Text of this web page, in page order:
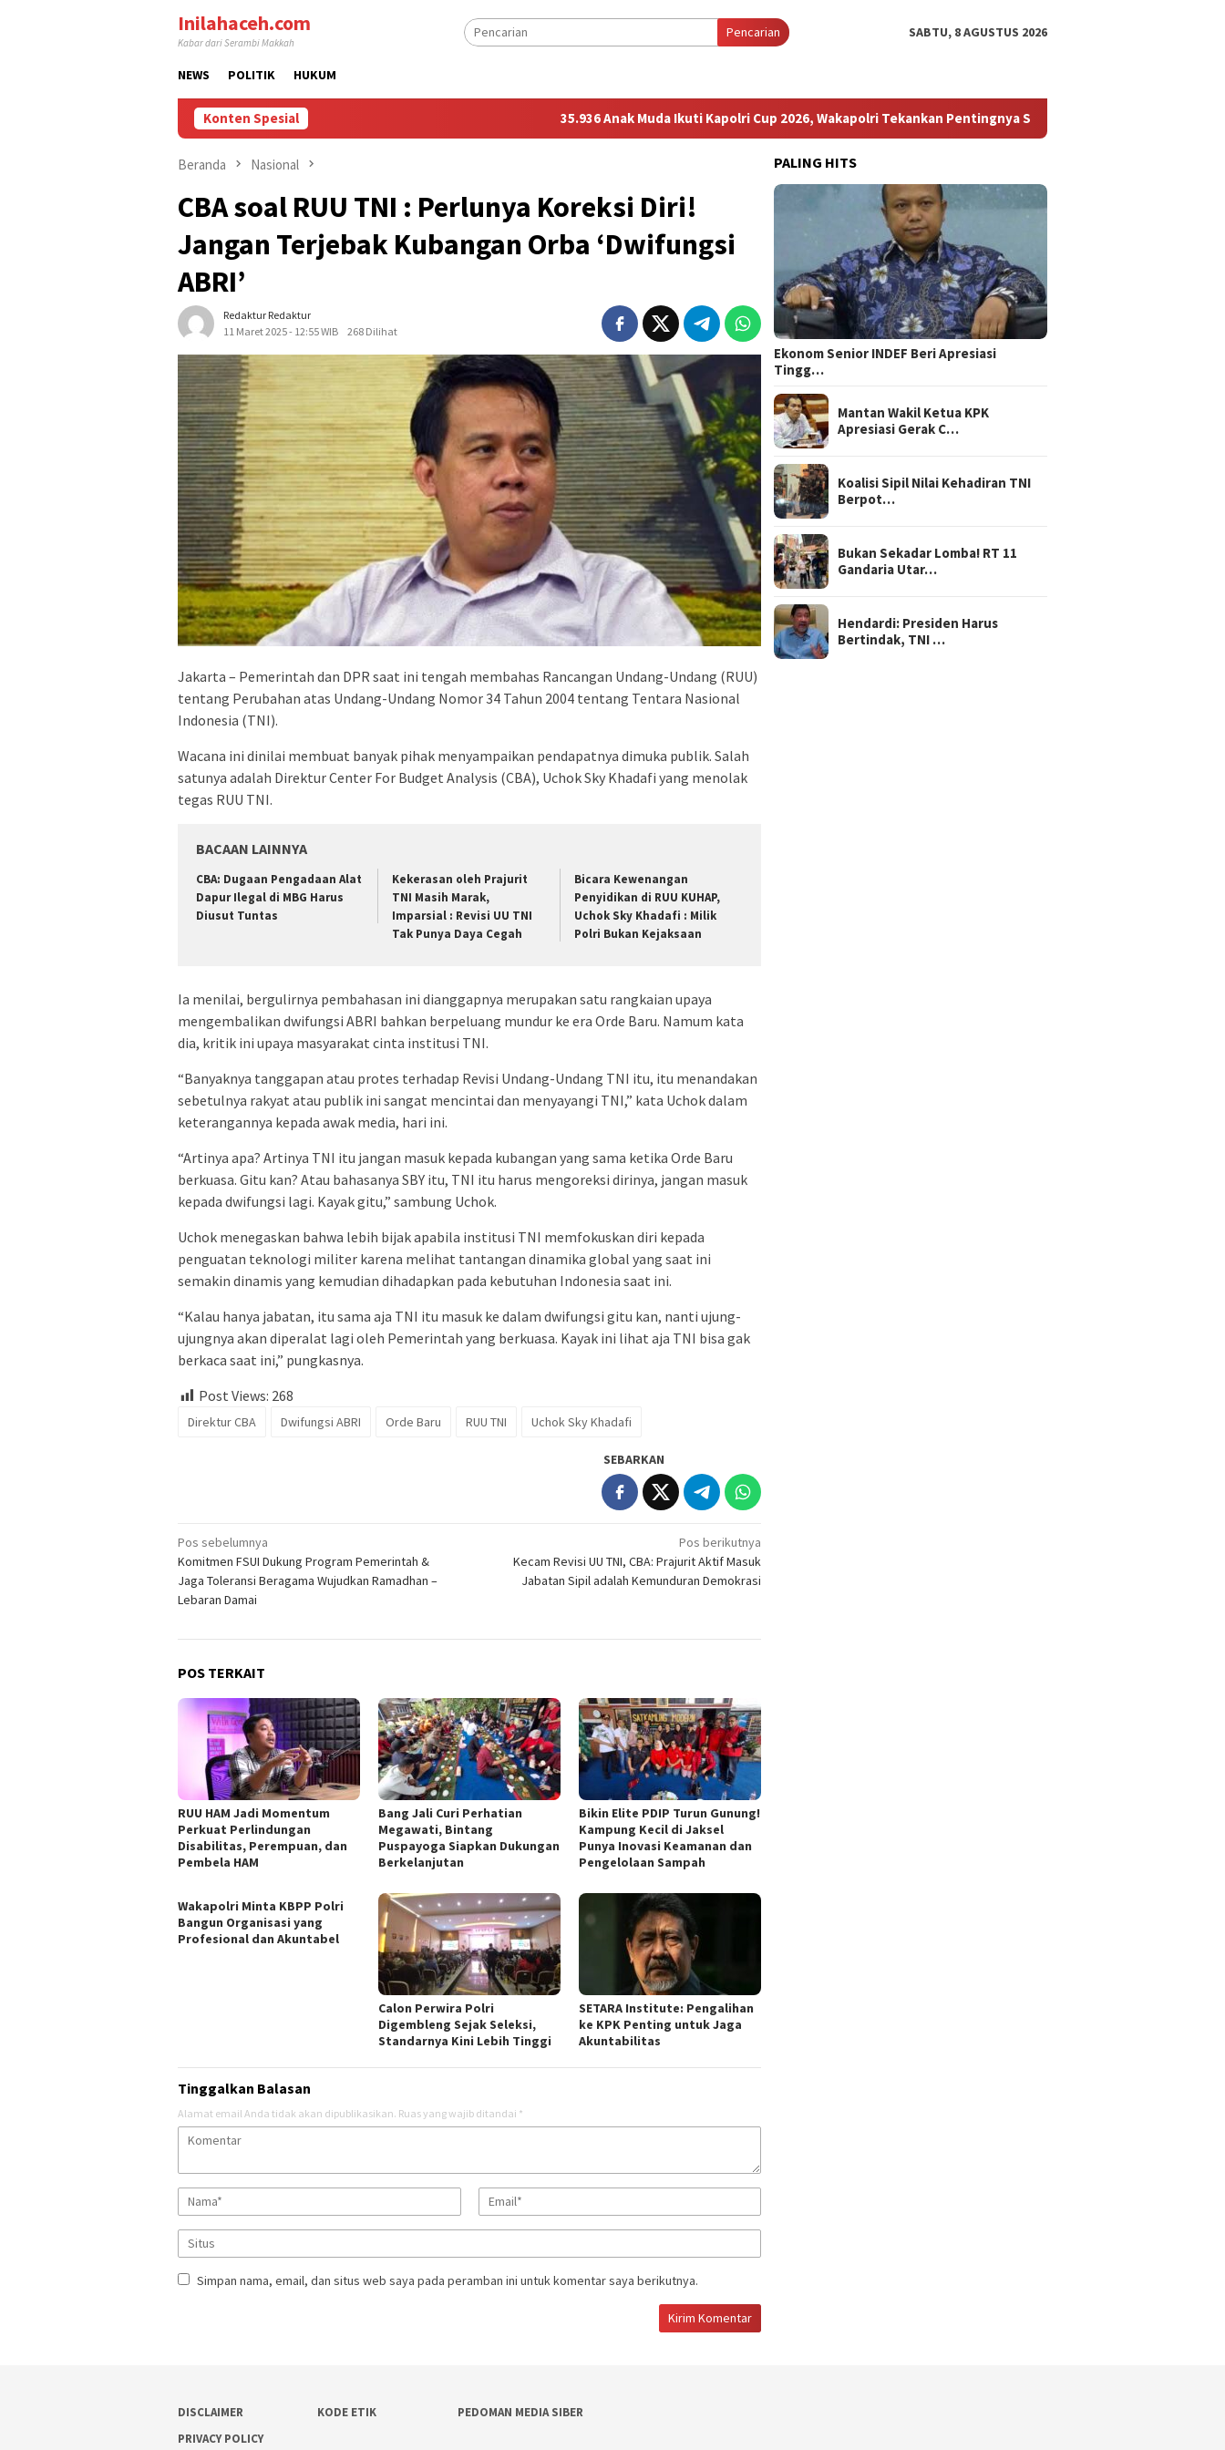
Inilahaceh.com
Kabar dari Serambi Makkah
Pencarian SABTU, 8 AGUSTUS 2026
NEWS POLITIK HUKUM
Konten Spesial 35.936 Anak Muda Ikuti Kapolri Cup 2026, Wakapolri Tekankan Pentingnya Sportivitas
Beranda Nasional
CBA soal RUU TNI : Perlunya Koreksi Diri!
Jangan Terjebak Kubangan Orba ‘Dwifungsi
ABRI’
Redaktur Redaktur
11 Maret 2025 - 12:55 WIB
268 Dilihat
Jakarta – Pemerintah dan DPR saat ini tengah membahas Rancangan Undang-Undang (RUU)
tentang Perubahan atas Undang-Undang Nomor 34 Tahun 2004 tentang Tentara Nasional
Indonesia (TNI).
Wacana ini dinilai membuat banyak pihak menyampaikan pendapatnya dimuka publik. Salah
satunya adalah Direktur Center For Budget Analysis (CBA), Uchok Sky Khadafi yang menolak
tegas RUU TNI.
BACAAN LAINNYA
CBA: Dugaan Pengadaan Alat
Dapur Ilegal di MBG Harus
Diusut Tuntas
Kekerasan oleh Prajurit
TNI Masih Marak,
Imparsial : Revisi UU TNI
Tak Punya Daya Cegah
Bicara Kewenangan
Penyidikan di RUU KUHAP,
Uchok Sky Khadafi : Milik
Polri Bukan Kejaksaan
Ia menilai, bergulirnya pembahasan ini dianggapnya merupakan satu rangkaian upaya
mengembalikan dwifungsi ABRI bahkan berpeluang mundur ke era Orde Baru. Namum kata
dia, kritik ini upaya masyarakat cinta institusi TNI.
“Banyaknya tanggapan atau protes terhadap Revisi Undang-Undang TNI itu, itu menandakan
sebetulnya rakyat atau publik ini sangat mencintai dan menyayangi TNI,” kata Uchok dalam
keterangannya kepada awak media, hari ini.
“Artinya apa? Artinya TNI itu jangan masuk kepada kubangan yang sama ketika Orde Baru
berkuasa. Gitu kan? Atau bahasanya SBY itu, TNI itu harus mengoreksi dirinya, jangan masuk
kepada dwifungsi lagi. Kayak gitu,” sambung Uchok.
Uchok menegaskan bahwa lebih bijak apabila institusi TNI memfokuskan diri kepada
penguatan teknologi militer karena melihat tantangan dinamika global yang saat ini
semakin dinamis yang kemudian dihadapkan pada kebutuhan Indonesia saat ini.
“Kalau hanya jabatan, itu sama aja TNI itu masuk ke dalam dwifungsi gitu kan, nanti ujung-
ujungnya akan diperalat lagi oleh Pemerintah yang berkuasa. Kayak ini lihat aja TNI bisa gak
berkaca saat ini,” pungkasnya.
Post Views: 268
Direktur CBA Dwifungsi ABRI Orde Baru RUU TNI Uchok Sky Khadafi
SEBARKAN
Navigasi
pos
Pos sebelumnya
Komitmen FSUI Dukung Program Pemerintah &
Jaga Toleransi Beragama Wujudkan Ramadhan –
Lebaran Damai
Pos berikutnya
Kecam Revisi UU TNI, CBA: Prajurit Aktif Masuk
Jabatan Sipil adalah Kemunduran Demokrasi
POS TERKAIT
RUU HAM Jadi Momentum
Perkuat Perlindungan
Disabilitas, Perempuan, dan
Pembela HAM
Bang Jali Curi Perhatian
Megawati, Bintang
Puspayoga Siapkan Dukungan
Berkelanjutan
Bikin Elite PDIP Turun Gunung!
Kampung Kecil di Jaksel
Punya Inovasi Keamanan dan
Pengelolaan Sampah
Wakapolri Minta KBPP Polri
Bangun Organisasi yang
Profesional dan Akuntabel
Calon Perwira Polri
Digembleng Sejak Seleksi,
Standarnya Kini Lebih Tinggi
SETARA Institute: Pengalihan
ke KPK Penting untuk Jaga
Akuntabilitas
Tinggalkan Balasan
Alamat email Anda tidak akan dipublikasikan. Ruas yang wajib ditandai *
Simpan nama, email, dan situs web saya pada peramban ini untuk komentar saya berikutnya.
PALING HITS
Ekonom Senior INDEF Beri Apresiasi
Tingg…
Mantan Wakil Ketua KPK
Apresiasi Gerak C…
Koalisi Sipil Nilai Kehadiran TNI
Berpot…
Bukan Sekadar Lomba! RT 11
Gandaria Utar…
Hendardi: Presiden Harus
Bertindak, TNI …
DISCLAIMER KODE ETIK
PEDOMAN MEDIA SIBER
PRIVACY POLICY